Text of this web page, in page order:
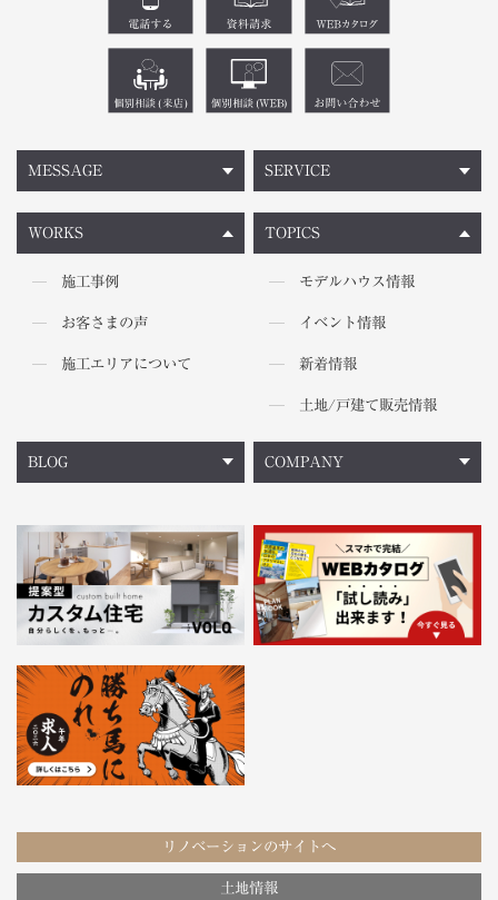
MESSAGE
WORKS
施工事例
お客さまの声
施工エリアについて
TOPICS
モデルハウス情報
イベント情報
新着情報
土地/戸建て販売情報
SERVICE
BLOG COMPANY
リノベーションのサイトへ
土地情報